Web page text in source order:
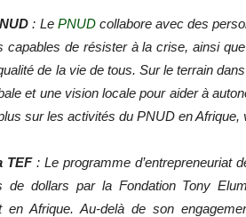
: Le PNUDcollabore avec des
capables de résister à la crise, ainsi
de la vie de tous. Sur le terrain
et une vision locale pour aider à
sur les activités du PNUD en
TEF : Le programme d’entrepreneuriat
de dollars par la Fondation Tony
en Afrique. Au-delà de son